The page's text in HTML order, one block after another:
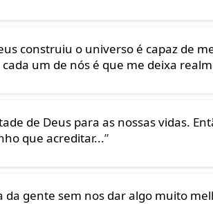
construiu o universo é capaz de
cada um de nós é que me deixa
de Deus para as nossas vidas.
que acreditar...”
da gente sem nos dar algo muito